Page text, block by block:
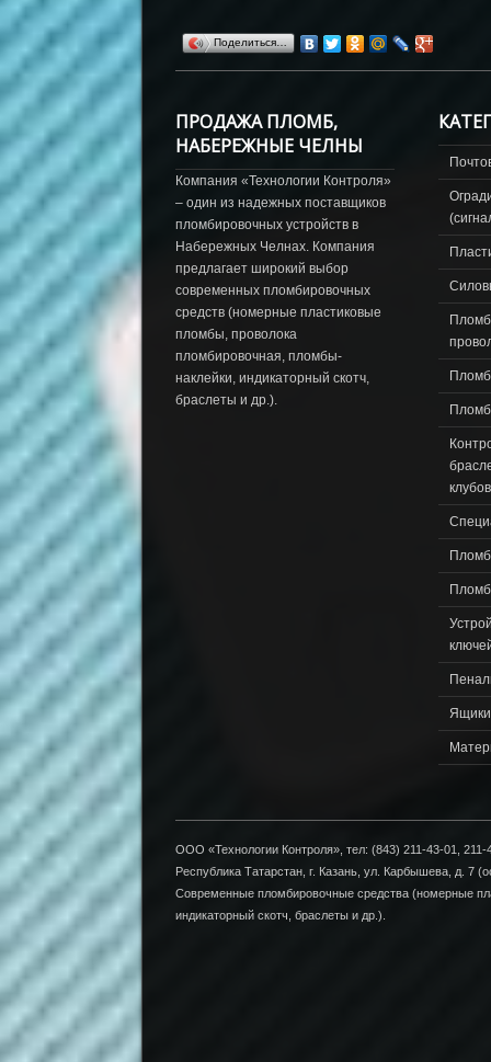
Поделиться…
ПРОДАЖА ПЛОМБ,
НАБЕРЕЖНЫЕ ЧЕЛНЫ
Компания «Технологии Контроля»
– один из надежных поставщиков
пломбировочных устройств в
Набережных Челнах. Компания
предлагает широкий выбор
современных пломбировочных
средств (номерные пластиковые
пломбы, проволока
пломбировочная, пломбы-
наклейки, индикаторный скотч,
браслеты и др.).
ООО «Технологии Контроля», тел: (843) 211-43-01,
Республика Татарстан, г. Казань, ул. Карбышева, д. 7
Современные пломбировочные средства (номерные
индикаторный скотч, браслеты и др.).